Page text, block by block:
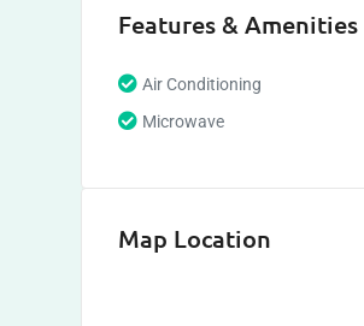
Features & Amenities
Air Conditioning
Microwave
Map Location